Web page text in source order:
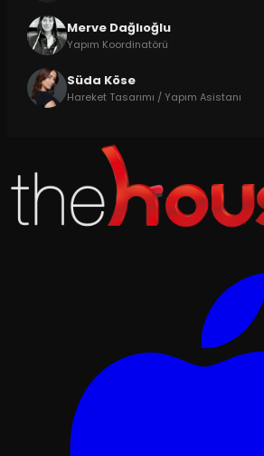
Merve Dağlıoğlu
Yapım Koordinatörü
Süda Köse
Hareket Tasarımı / Yapım Asistanı